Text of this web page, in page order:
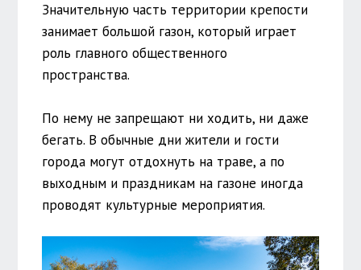
Значительную часть территории крепости
занимает большой газон, который играет
роль главного общественного
пространства.
По нему не запрещают ни ходить, ни даже
бегать. В обычные дни жители и гости
города могут отдохнуть на траве, а по
выходным и праздникам на газоне иногда
проводят культурные мероприятия.